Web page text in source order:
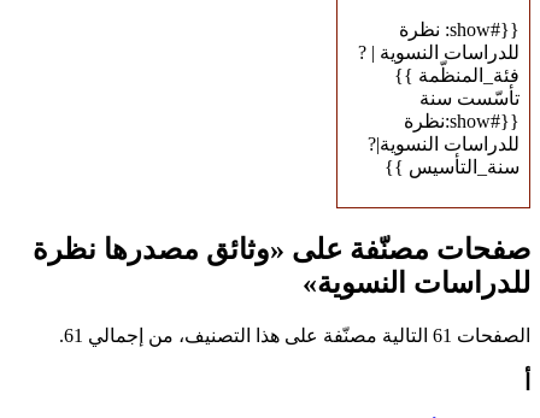
{{#show: نظرة
للدراسات النسوية | ?
فئة_المنظّمة }}
تأسّست سنة
{{#show:نظرة
للدراسات النسوية|?
سنة_التأسيس }}
صفحات مصنّفة على «وثائق مصدرها نظرة
للدراسات النسوية»
الصفحات 61 التالية مصنّفة على هذا التصنيف، من إجمالي 61.